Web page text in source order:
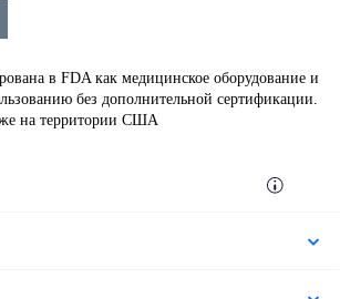
в FDA как медицинское оборудование и
без дополнительной сертификации.
на территории США